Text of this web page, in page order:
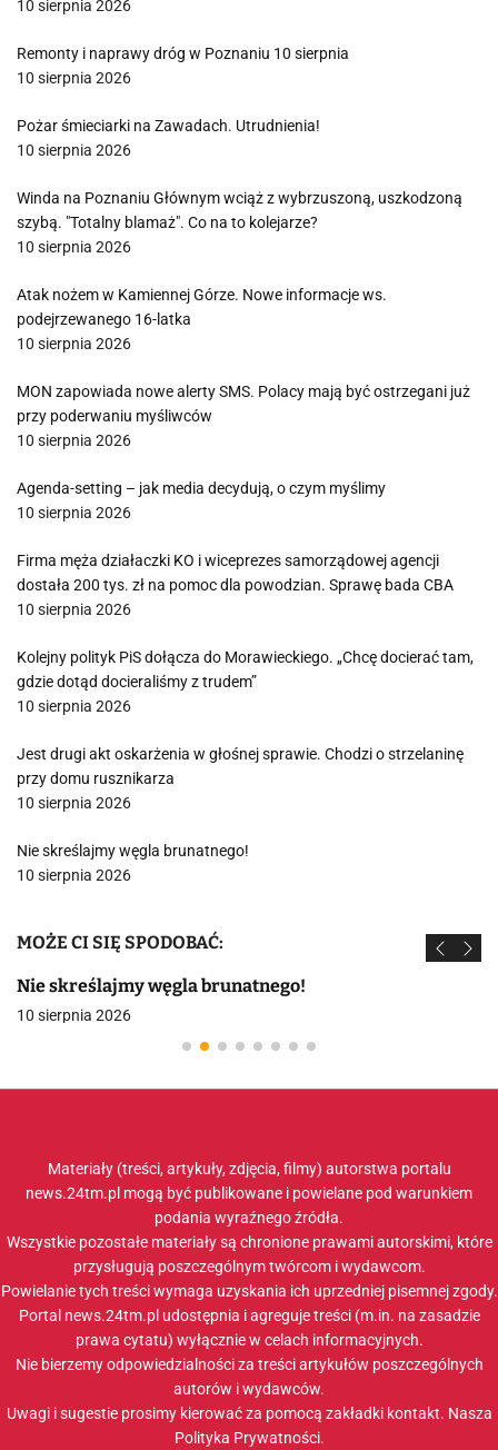
10 sierpnia 2026
Remonty i naprawy dróg w Poznaniu 10 sierpnia
10 sierpnia 2026
Pożar śmieciarki na Zawadach. Utrudnienia!
10 sierpnia 2026
Winda na Poznaniu Głównym wciąż z wybrzuszoną, uszkodzoną
szybą. "Totalny blamaż". Co na to kolejarze?
10 sierpnia 2026
Atak nożem w Kamiennej Górze. Nowe informacje ws.
podejrzewanego 16-latka
10 sierpnia 2026
MON zapowiada nowe alerty SMS. Polacy mają być ostrzegani już
przy poderwaniu myśliwców
10 sierpnia 2026
Agenda-setting – jak media decydują, o czym myślimy
10 sierpnia 2026
Firma męża działaczki KO i wiceprezes samorządowej agencji
dostała 200 tys. zł na pomoc dla powodzian. Sprawę bada CBA
10 sierpnia 2026
Kolejny polityk PiS dołącza do Morawieckiego. „Chcę docierać tam,
gdzie dotąd docieraliśmy z trudem”
10 sierpnia 2026
Jest drugi akt oskarżenia w głośnej sprawie. Chodzi o strzelaninę
przy domu rusznikarza
10 sierpnia 2026
Nie skreślajmy węgla brunatnego!
10 sierpnia 2026
MOŻE CI SIĘ SPODOBAĆ:
Nie skreślajmy węgla brunatnego!
10 sierpnia 2026
Materiały (treści, artykuły, zdjęcia, filmy) autorstwa portalu
news.24tm.pl mogą być publikowane i powielane pod warunkiem
podania wyraźnego źródła.
Wszystkie pozostałe materiały są chronione prawami autorskimi, które
przysługują poszczególnym twórcom i wydawcom.
Powielanie tych treści wymaga uzyskania ich uprzedniej pisemnej zgody.
Portal news.24tm.pl udostępnia i agreguje treści (m.in. na zasadzie
prawa cytatu) wyłącznie w celach informacyjnych.
Nie bierzemy odpowiedzialności za treści artykułów poszczególnych
autorów i wydawców.
Uwagi i sugestie prosimy kierować za pomocą zakładki kontakt. Nasza
Polityka Prywatności.